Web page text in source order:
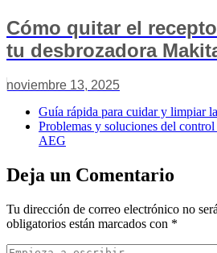
Cómo quitar el
tu desbrozadora
noviembre 13, 2025
Guía rápida para cuidar y limpiar
Problemas y soluciones del
AEG
Deja un Comentario
Tu dirección de correo electrónico no
obligatorios están marcados con *